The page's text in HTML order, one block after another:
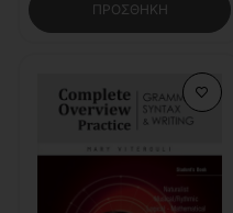
ΠΡΟΣΘΉΚΗ